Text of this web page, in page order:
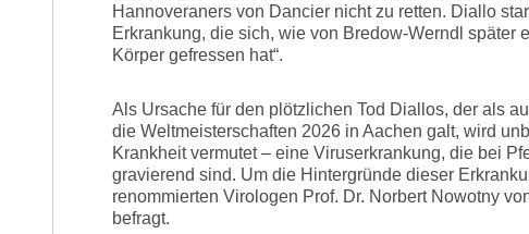
Hannoveraners von Dancier nicht zu retten. Diallo
Erkrankung, die sich, wie von Bredow-Werndl später
Körper gefressen hat“.
Als Ursache für den plötzlichen Tod Diallos, der als
die Weltmeisterschaften 2026 in Aachen galt, wird
Krankheit vermutet – eine Viruserkrankung, die bei
gravierend sind. Um die Hintergründe dieser
renommierten Virologen Prof. Dr. Norbert Nowotny
befragt.